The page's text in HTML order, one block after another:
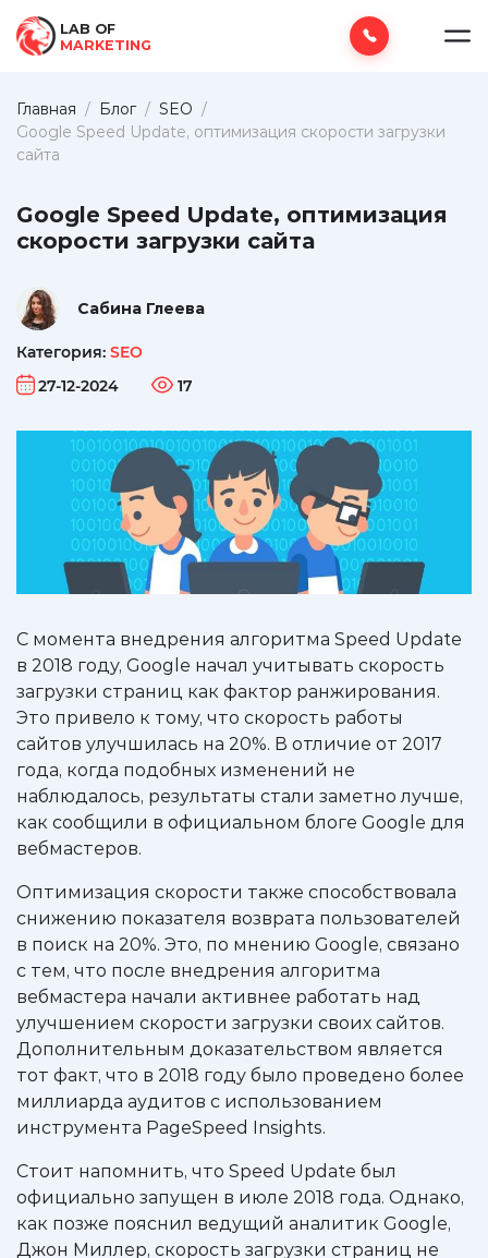
LAB OF
MARKETING
Главная / Блог / SEO /
Google Speed Update, оптимизация скорости загрузки
сайта
Google Speed Update, оптимизация
скорости загрузки сайта
Сабина Глеева
Категория: SEO
27-12-2024
17
С момента внедрения алгоритма Speed Update
в 2018 году, Google начал учитывать скорость
загрузки страниц как фактор ранжирования.
Это привело к тому, что скорость работы
сайтов улучшилась на 20%. В отличие от 2017
года, когда подобных изменений не
наблюдалось, результаты стали заметно лучше,
как сообщили в официальном блоге Google для
вебмастеров.
Оптимизация скорости также способствовала
снижению показателя возврата пользователей
в поиск на 20%. Это, по мнению Google, связано
с тем, что после внедрения алгоритма
вебмастера начали активнее работать над
улучшением скорости загрузки своих сайтов.
Дополнительным доказательством является
тот факт, что в 2018 году было проведено более
миллиарда аудитов с использованием
инструмента PageSpeed Insights.
Стоит напомнить, что Speed Update был
официально запущен в июле 2018 года. Однако,
как позже пояснил ведущий аналитик Google,
Джон Миллер, скорость загрузки страниц не